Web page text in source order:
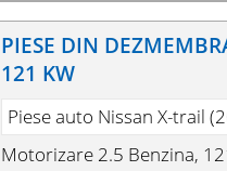
PIESE DIN
121 KW
Piese auto Nissan X-trail
Motorizare 2.5 Benzina,